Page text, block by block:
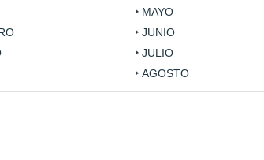
MAYO
JUNIO
JULIO
AGOSTO